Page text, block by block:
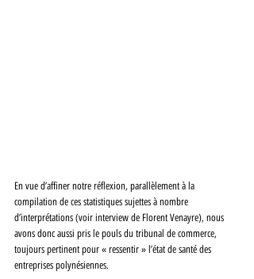
En vue d’affiner notre réflexion, parallèlement à la
compilation de ces statistiques sujettes à nombre
d’interprétations (voir interview de Florent Venayre), nous
avons donc aussi pris le pouls du tribunal de commerce,
toujours pertinent pour « ressentir » l’état de santé des
entreprises polynésiennes.